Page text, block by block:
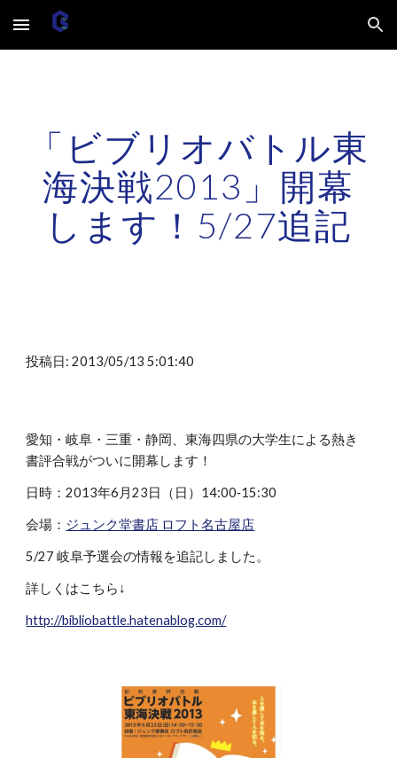
Skip to main content Skip to navigation
「ビブリオバトル東
海決戦2013」開幕
します！5/27追記
投稿日: 2013/05/13 5:01:40
愛知・岐阜・三重・静岡、東海四県の大学生による熱き
書評合戦がついに開幕します！
日時：2013年6月23日（日）14:00‐15:30
会場： ジュンク堂書店 ロフト名古屋店
5/27 岐阜予選会の情報を追記しました。
詳しくはこちら↓
http://bibliobattle.hatenablog.com/